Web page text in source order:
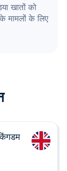
खातों को
मामलों के लिए